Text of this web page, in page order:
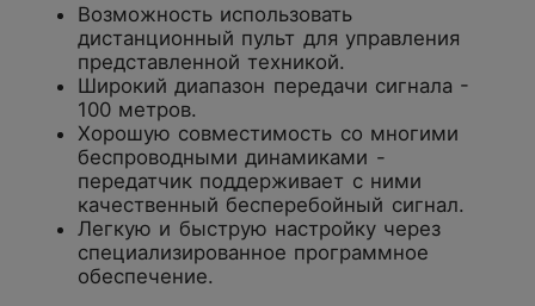
Возможность использовать
дистанционный пульт для управления
представленной техникой.
Широкий диапазон передачи сигнала -
100 метров.
Хорошую совместимость со многими
беспроводными динамиками -
передатчик поддерживает с ними
качественный бесперебойный сигнал.
Легкую и быструю настройку через
специализированное программное
обеспечение.